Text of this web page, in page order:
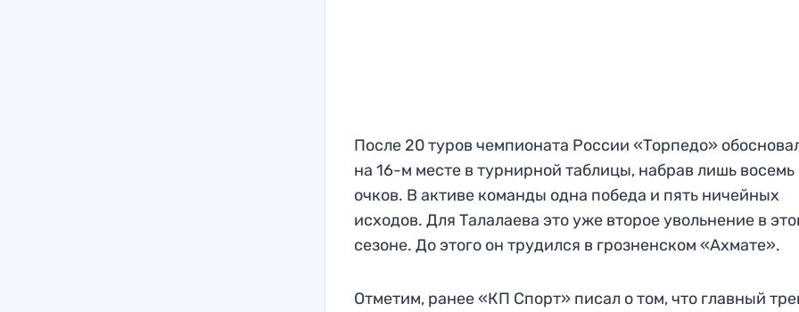
После 20 туров чемпионата России «Торпедо»
на 16-м месте в турнирной таблицы, набрав лишь восемь
очков. В активе команды одна победа и пять ничейных
исходов. Для Талалаева это уже второе увольнение в
сезоне. До этого он трудился в грозненском «Ахмате».
Отметим, ранее «КП Спорт» писал о том, что главный